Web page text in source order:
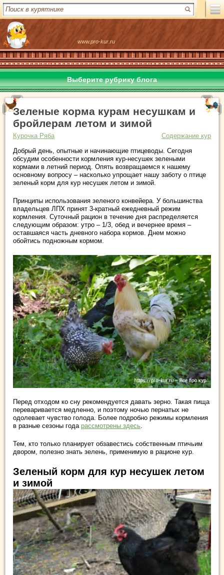
www.pro-kur.ru
Выберите рубрику блога
Зеленые корма курам несушкам и
бройлерам летом и зимой
Курочка Ряба
Содержание кур
Добрый день, опытные и начинающие птицеводы. Сегодня
обсудим особенности кормления кур-несушек зелеными
кормами в летний период. Опять возвращаемся к нашему
основному вопросу – насколько упрощает нашу заботу о птице
зеленый корм для кур несушек летом и зимой.
Принципы использования зеленого конвейера. У большинства
владельцев ЛПХ принят 3-кратный ежедневный режим
кормления. Суточный рацион в течение дня распределяется
следующим образом: утро – 1/3, обед и вечернее время –
оставшаяся часть дневного набора кормов. Днем можно
обойтись подножным кормом.
Перед отходом ко сну рекомендуется давать зерно. Такая пища
переваривается медленно, и поэтому ночью пернатых не
одолевает чувство голода. Более подробно режимы кормления
в разные сезоны года рассмотрены здесь
Тем, кто только планирует обзавестись собственным птичьим
двором, полезно знать зелень, применимую в рационе кур.
Зеленый корм для кур несушек летом
и зимой